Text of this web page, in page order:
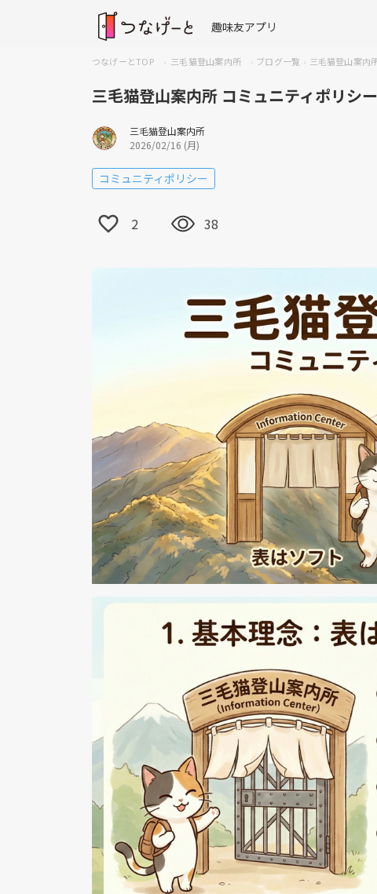
趣味友アプリ
つなげーとTOP 三毛猫登山案内所 ブログ一覧 三毛猫登山案内
三毛猫登山案内所 コミュニティポリシー
三毛猫登山案内所
2026/02/16 (月)
コミュニティポリシー
2 38